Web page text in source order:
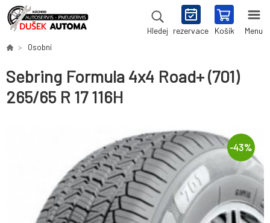
Hledej rezervace Košík Menu
Osobní
Sebring Formula 4x4 Road+ (701)
265/65 R 17 116H
-43%